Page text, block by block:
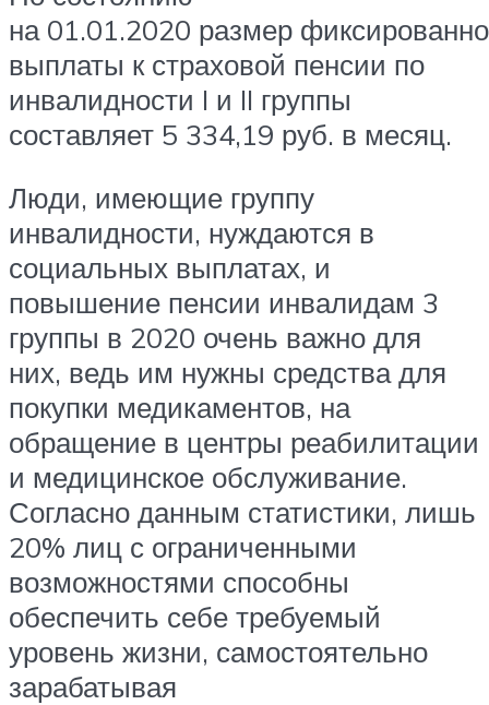
на 01.01.2020 размер
выплаты к страховой пенсии по
инвалидности I и II группы
составляет 5 334,19 руб. в месяц.
Люди, имеющие группу
инвалидности, нуждаются в
социальных выплатах, и
повышение пенсии инвалидам 3
группы в 2020 очень важно для
них, ведь им нужны средства для
покупки медикаментов, на
обращение в центры реабилитации
и медицинское обслуживание.
Согласно данным статистики, лишь
20% лиц с ограниченными
возможностями способны
обеспечить себе требуемый
уровень жизни, самостоятельно
зарабатывая